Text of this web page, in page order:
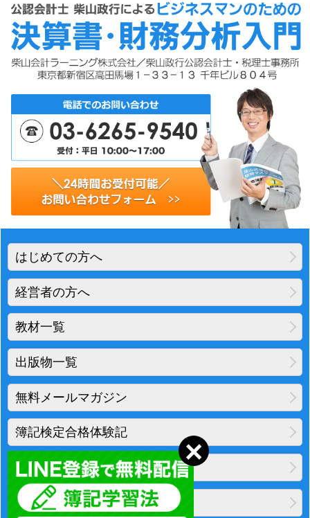
はじめての方へ
経営者の方へ
教材一覧
出版物一覧
無料メールマガジン
簿記検定合格体験記
地図・アクセス
プライバシーポリシー